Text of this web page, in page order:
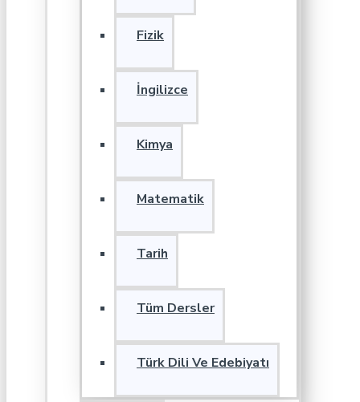
Fizik
İngilizce
Kimya
Matematik
Tarih
Tüm Dersler
Türk Dili Ve Edebiyatı